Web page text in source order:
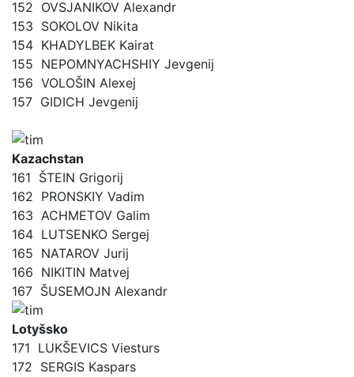
152 OVSJANIKOV Alexandr
153 SOKOLOV Nikita
154 KHADYLBEK Kairat
155 NEPOMNYACHSHIY Jevgenij
156 VOLOŠIN Alexej
157 GIDICH Jevgenij
Kazachstan
161 ŠTEIN Grigorij
162 PRONSKIY Vadim
163 ACHMETOV Galim
164 LUTSENKO Sergej
165 NATAROV Jurij
166 NIKITIN Matvej
167 ŠUSEMOJN Alexandr
Lotyšsko
171 LUKŠEVICS Viesturs
172 SERGIS Kaspars